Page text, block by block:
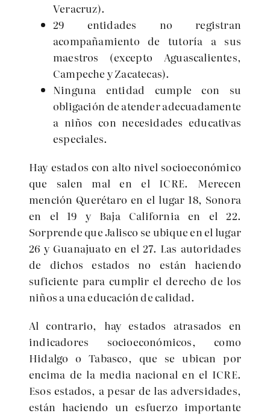
Veracruz).
29 entidades no registran
acompañamiento de tutoría a sus
maestros (excepto Aguascalientes,
Campeche y Zacatecas).
Ninguna entidad cumple con su
obligación de atender adecuadamente
a niños con necesidades educativas
especiales.
Hay estados con alto nivel socioeconómico
que salen mal en el ICRE. Merecen
mención Querétaro en el lugar 18, Sonora
en el 19 y Baja California en el 22.
Sorprende que Jalisco se ubique en el lugar
26 y Guanajuato en el 27. Las autoridades
de dichos estados no están haciendo
suficiente para cumplir el derecho de los
niños a una educación de calidad.
Al contrario, hay estados atrasados en
indicadores socioeconómicos, como
Hidalgo o Tabasco, que se ubican por
encima de la media nacional en el ICRE.
Esos estados, a pesar de las adversidades,
están haciendo un esfuerzo importante